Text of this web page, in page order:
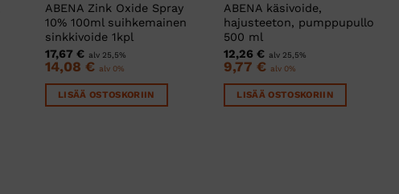
ABENA Zink Oxide Spray
10% 100ml suihkemainen
sinkkivoide 1kpl
17,67€ alv 25,5%
14,08€ alv 0%
LISÄÄ OSTOSKORIIN
ABENA käsivoide,
hajusteeton, pumppupullo
500 ml
12,26€ alv 25,5%
9,77€ alv 0%
LISÄÄ OSTOSKORIIN